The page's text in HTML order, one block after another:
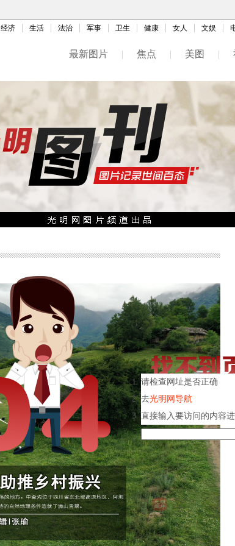
经济 生活 法治 军事 卫生 健康 女人 文娱
最新图片 | 焦点 | 美图 |
请检查网址是否正确
去光明网导航
直接输入要访问的内容